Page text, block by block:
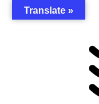
Translate »